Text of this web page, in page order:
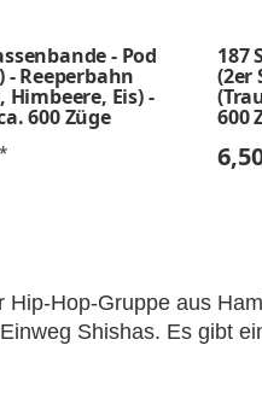
- Pod
- Reeperbahn
Himbeere, Eis) -
600 Züge
*
187
(2er
600
Hop-Gruppe aus
Shishas. Es gibt